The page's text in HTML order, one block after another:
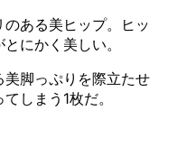
ある美ヒップ。ヒッ
にかく美しい。
脚っぷりを際立たせ
しまう1枚だ。